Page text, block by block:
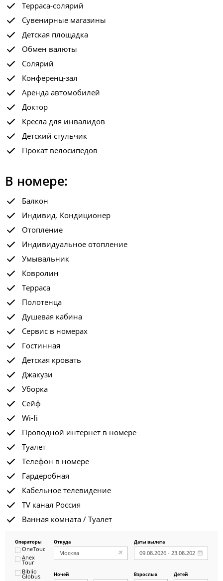
Терраса-солярий
Сувенирные магазины
Детская площадка
Обмен валюты
Солярий
Конференц-зал
Аренда автомобилей
Доктор
Кресла для инвалидов
Детский стульчик
Прокат велосипедов
В номере:
Балкон
Индивид. Кондиционер
Отопление
Индивидуальное отопление
Умывальник
Ковролин
Терраса
Полотенца
Душевая кабина
Сервис в номерах
Гостинная
Детская кровать
Джакузи
Уборка
Сейф
Wi-fi
Проводной интернет в номере
Туалет
Телефон в номере
Гардеробная
Кабельное телевидение
TV канал Россия
Ванная комната / Туалет
Операторы
OneTouch&Travel
Anex
Tour
Biblio
Globus
Откуда Даты вылета
Ночей Взрослых Детей